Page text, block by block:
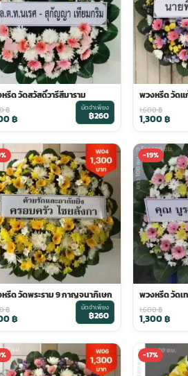
รีด วัดสวัสดิ์วารีสีมาราม
฿
฿
มัดจำเพียง
฿260
พวงหรีด วัด
1,600฿
1,300฿
รีด วัดพระราม 9 กาญจนาภิเษก
฿
฿
มัดจำเพียง
฿260
-19%
พวงหรีด วัดเ
1,600฿
1,300฿
-17%